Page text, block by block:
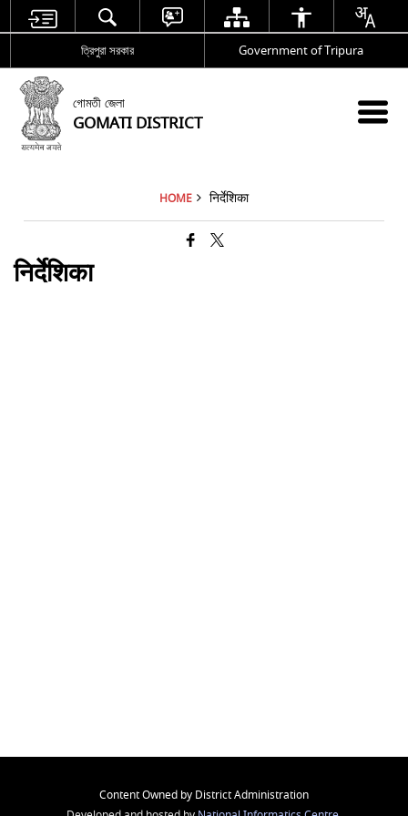
ত্রিপুরা সরকার Government of Tripura
গোমতী জেলা
GOMATI DISTRICT
HOME निर्देशिका
निर्देशिका
Content Owned by District Administration